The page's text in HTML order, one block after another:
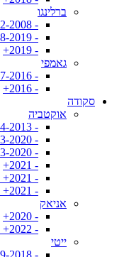
ברלינגו
- 2002-2008
- 2008-2019
- 2019+
גאמפי
- 2007-2016
- 2016+
סקודה
אוקטביה
- 2004-2013
- 2013-2020
- 2013-2020 (סטיישן)
- 2021+
- 2021+ (VRS / דיזל / iV פלאג אין)
- 2021+ (סטיישן)
אניאק
- 2020+
- 2022+ (קופה)
ייטי
- 2009-2018